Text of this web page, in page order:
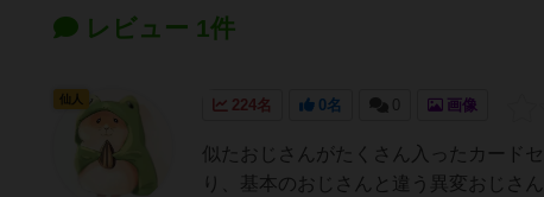
レビュー 1件
224名 0名 0 画像
似たおじさんがたくさん入ったカード
り、基本のおじさんと違う異変おじさ
仙人